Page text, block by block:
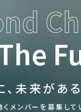
未来がある
メンバーを募集して